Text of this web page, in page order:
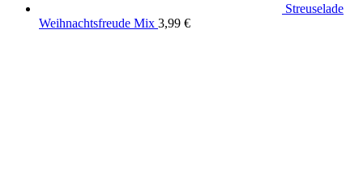
Streuselade
Weihnachtsfreude Mix 3,99 €